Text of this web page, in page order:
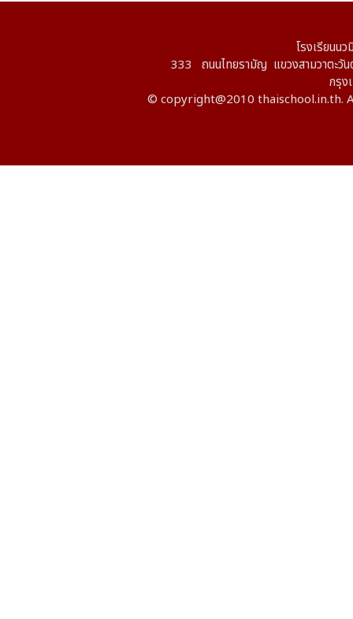
โรงเรียนน
333 ถนนไทยรามัญ แขวงสามวาตะวันต
กรุง
© copyright@2010 thaischool.in.th.